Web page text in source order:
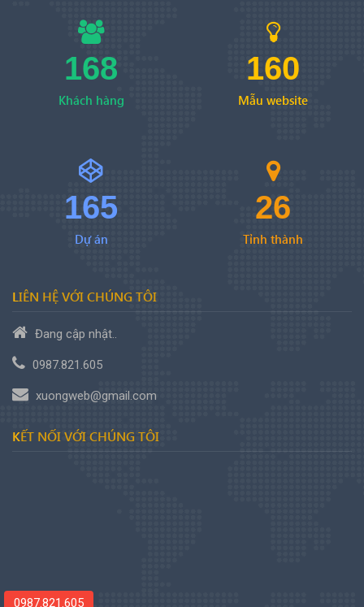
168
Khách hàng
160
Mẫu website
165
Dự án
26
Tỉnh thành
LIÊN HỆVỚI CHÚNG TÔI
Đang cập nhật..
0987.821.605
xuongweb@gmail.com
KẾT NỐIVỚI CHÚNG TÔI
0987.821.605